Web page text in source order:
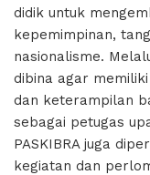
didik untuk
kepemimpinan,
nasionalisme.
dibina agar
dan keterampilan
sebagai petugas
PASKIBRA juga
kegiatan dan